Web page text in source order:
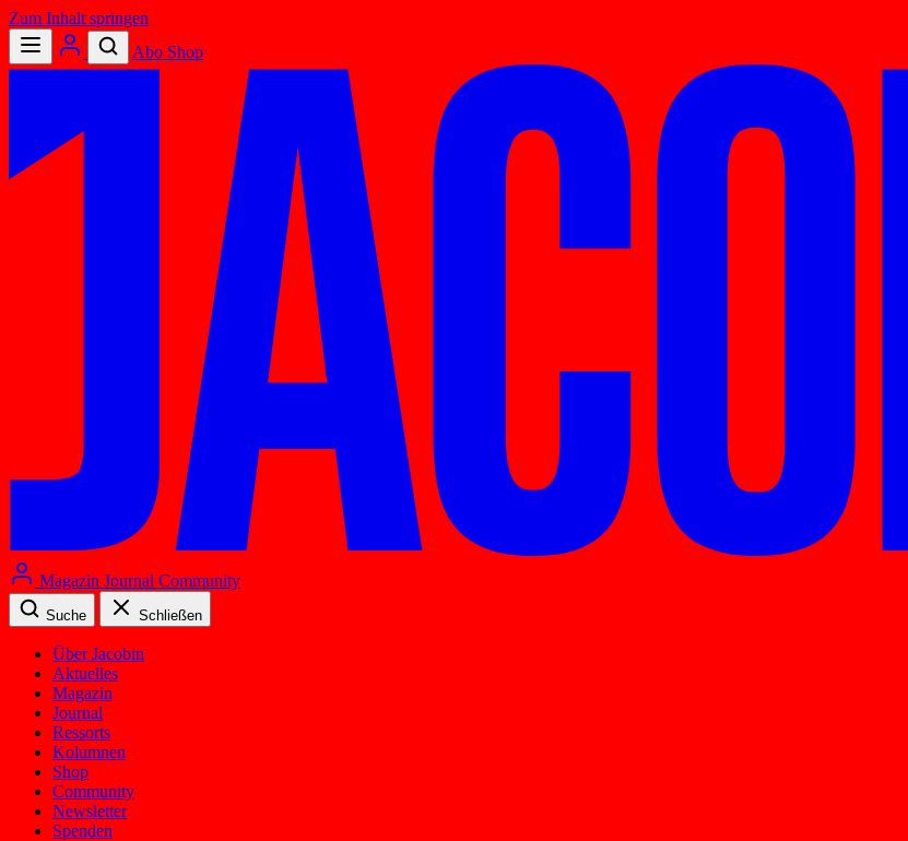
Zum Inhalt springen
Abo Shop
Magazin Journal Community
Suche Schließen
Über Jacobin
Aktuelles
Magazin
Journal
Ressorts
Kolumnen
Shop
Community
Newsletter
Spenden